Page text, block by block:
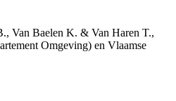
Van Baelen K. & Van Haren T.,
Omgeving) en Vlaamse